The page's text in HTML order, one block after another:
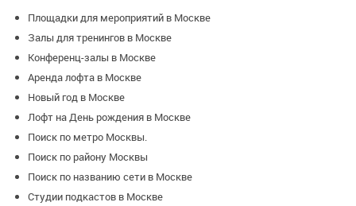
Площадки для мероприятий в Москве
Залы для тренингов в Москве
Конференц-залы в Москве
Аренда лофта в Москве
Новый год в Москве
Лофт на День рождения в Москве
Поиск по метро Москвы.
Поиск по району Москвы
Поиск по названию сети в Москве
Студии подкастов в Москве